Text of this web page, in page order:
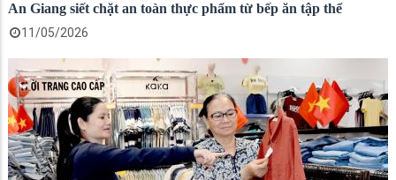
An Giang siết chặt an toàn thực phẩm từ bếp ăn tập thể
11/05/2026